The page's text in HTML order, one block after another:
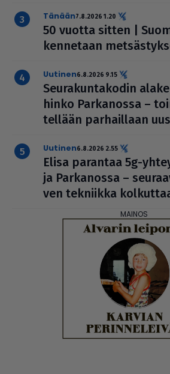
Tänään7.8.2026 1.20
50 vuotta sitten |
ken­ne­taan
uutinen6.8.2026 9.15
Seu­ra­kun­ta­ko­din
hinko Par­ka­nossa –
tel­lään par­hail­laan
uutinen6.8.2026 2.55
Elisa parantaa 5g-
ja Par­ka­nossa –
ven tekniikka